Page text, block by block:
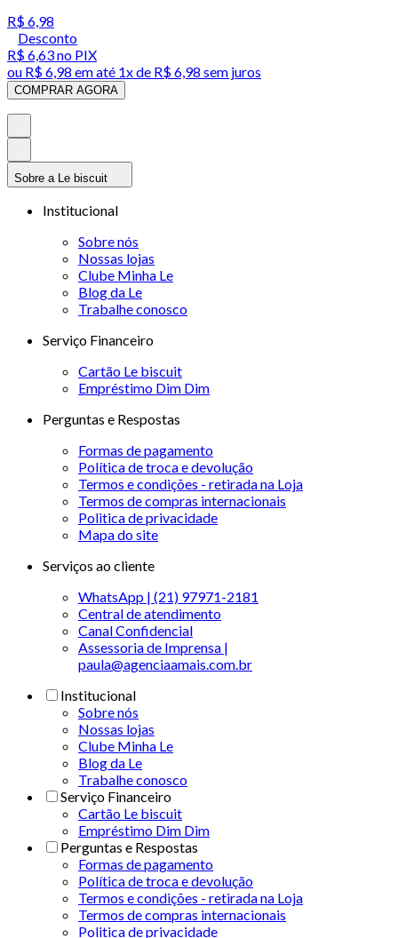
R$ 6,98
Desconto
R$ 6,63no PIX
ou R$ 6,98 em até 1x de R$ 6,98 sem juros
COMPRAR AGORA
Sobre a Le biscuit
Institucional
Sobre nós
Nossas lojas
Clube Minha Le
Blog da Le
Trabalhe conosco
Serviço Financeiro
Cartão Le biscuit
Empréstimo Dim Dim
Perguntas e Respostas
Formas de pagamento
Política de troca e devolução
Termos e condições - retirada na Loja
Termos de compras internacionais
Politica de privacidade
Mapa do site
Serviços ao cliente
WhatsApp | (21) 97971-2181
Central de atendimento
Canal Confidencial
Assessoria de Imprensa |
paula@agenciaamais.com.br
Institucional
Sobre nós
Nossas lojas
Clube Minha Le
Blog da Le
Trabalhe conosco
Serviço Financeiro
Cartão Le biscuit
Empréstimo Dim Dim
Perguntas e Respostas
Formas de pagamento
Política de troca e devolução
Termos e condições - retirada na Loja
Termos de compras internacionais
Politica de privacidade